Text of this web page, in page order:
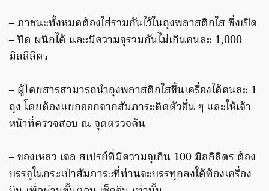
– ภาชนะทั้งหมดต้องใส่รวมกันไว้ในถุงพลาสติกใส ซึ่งเปิด
– ปิด ผนึกได้ และมีความจุรวมกันไม่เกินคนละ 1,000
มิลลิลิตร
– ผู้โดยสารสามารถนำถุงพลาสติกใสขึ้นเครื่องได้คนละ 1
ถุง โดยต้องแยกออกจากสัมภาระติดตัวอื่น ๆ และให้เจ้า
หน้าที่ตรวจสอบ ณ จุดตรวจค้น
– ของเหลว เจล สเปรย์ที่มีความจุเกิน 100 มิลลิลิตร ต้อง
บรรจุในกระเป๋าสัมภาระที่ท่านจะบรรทุกลงใต้ท้องเครื่อง